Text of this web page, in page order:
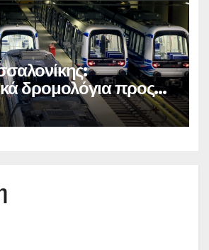
δρομολόγια προς